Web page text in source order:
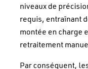
niveaux de
requis, entraînant
montée en charge
retraitement
Par conséquent,